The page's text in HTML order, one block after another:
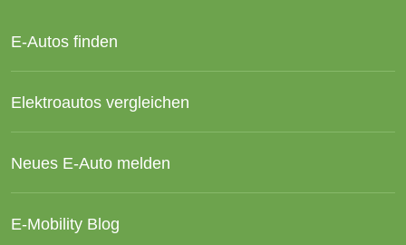
E-Autos finden
Elektroautos vergleichen
Neues E-Auto melden
E-Mobility Blog